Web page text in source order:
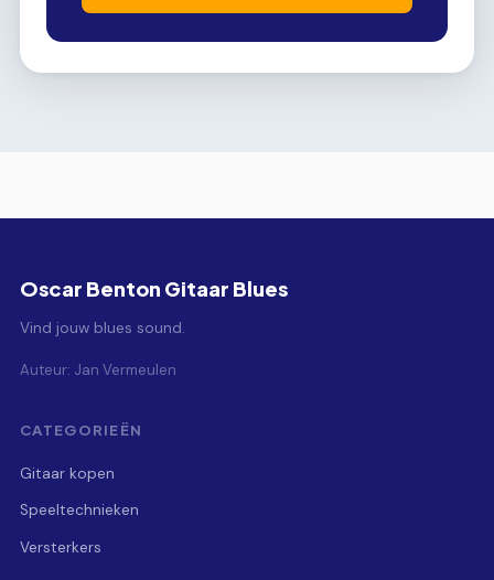
Oscar Benton Gitaar Blues
Vind jouw blues sound.
Auteur: Jan Vermeulen
CATEGORIEËN
Gitaar kopen
Speeltechnieken
Versterkers